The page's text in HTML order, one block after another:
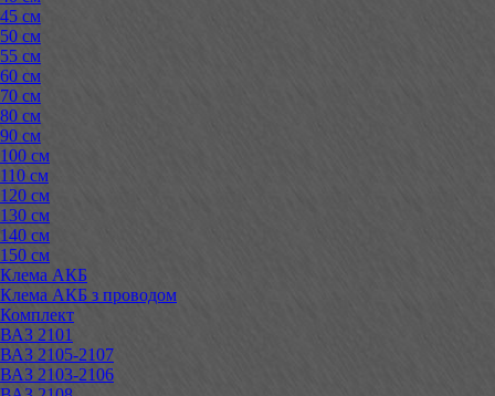
45 см
50 см
55 см
60 см
70 см
80 см
90 см
100 см
110 см
120 см
130 см
140 см
150 см
Клема АКБ
Клема АКБ з проводом
Комплект
ВАЗ 2101
ВАЗ 2105-2107
ВАЗ 2103-2106